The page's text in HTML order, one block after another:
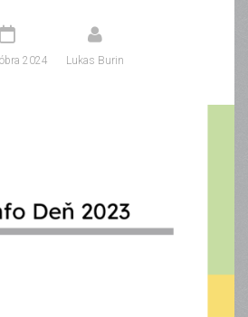
2024 Lukas Burin